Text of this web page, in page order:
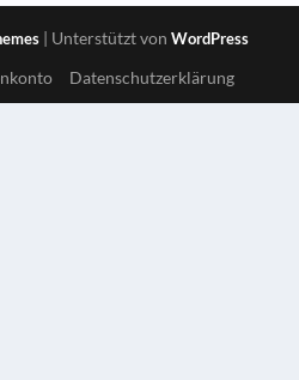
| Unterstützt von WordPress
Datenschutzerklärung